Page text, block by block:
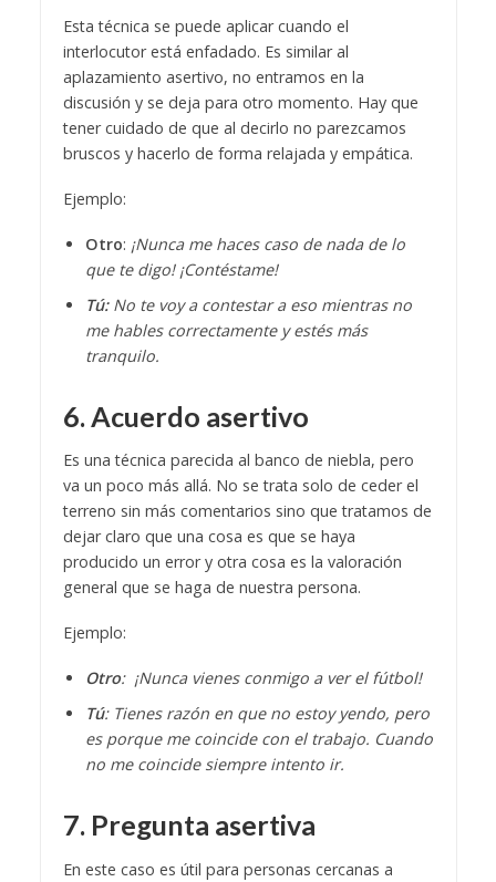
Esta técnica se puede aplicar cuando el
interlocutor está enfadado. Es similar al
aplazamiento asertivo, no entramos en la
discusión y se deja para otro momento. Hay que
tener cuidado de que al decirlo no parezcamos
bruscos y hacerlo de forma relajada y empática.
Ejemplo:
Otro: ¡Nunca me haces caso de nada de lo
que te digo! ¡Contéstame!
Tú:No te voy a contestar a eso mientras no
me hables correctamente y estés más
tranquilo.
6. Acuerdo asertivo
Es una técnica parecida al banco de niebla, pero
va un poco más allá. No se trata solo de ceder el
terreno sin más comentarios sino que tratamos de
dejar claro que una cosa es que se haya
producido un error y otra cosa es la valoración
general que se haga de nuestra persona.
Ejemplo:
Otro: ¡Nunca vienes conmigo a ver el fútbol!
Tú: Tienes razón en que no estoy yendo, pero
es porque me coincide con el trabajo. Cuando
no me coincide siempre intento ir.
7. Pregunta asertiva
En este caso es útil para personas cercanas a